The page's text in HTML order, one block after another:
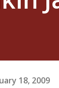
18, 2009